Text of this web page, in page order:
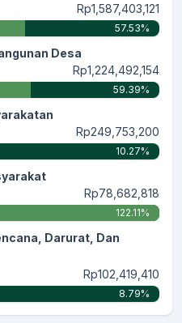
Rp1,587,403,121
57.53%
Desa
Rp1,224,492,154
59.39%
Rp249,753,200
10.27%
Rp78,682,818
122.11%
Darurat, Dan
Rp102,419,410
8.79%